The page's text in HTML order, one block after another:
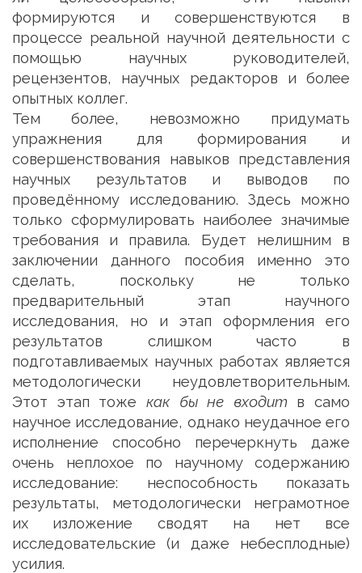
формируются и совершенствуются в
процессе реальной научной деятельности с
помощью научных руководителей,
рецензентов, научных редакторов и более
опытных коллег.
Тем более, невозможно придумать
упражнения для формирования и
совершенствования навыков представления
научных результатов и выводов по
проведённому исследованию. Здесь можно
только сформулировать наиболее значимые
требования и правила. Будет нелишним в
заключении данного пособия именно это
сделать, поскольку не только
предварительный этап научного
исследования, но и этап оформления его
результатов слишком часто в
подготавливаемых научных работах является
методологически неудовлетворительным.
Этот этап тожекак бы не входитв само
научное исследование, однако неудачное его
исполнение способно перечеркнуть даже
очень неплохое по научному содержанию
исследование: неспособность показать
результаты, методологически неграмотное
их изложение сводят на нет все
исследовательские (и даже небесплодные)
усилия.